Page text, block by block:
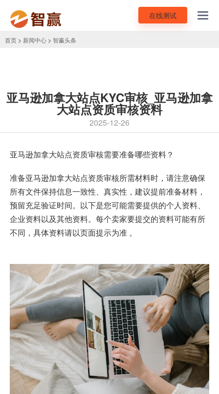
在线测试
首页 > 新闻中心 > 智赢头条
亚马逊加拿大站点KYC审核_亚马逊加拿
大站点资质审核资料
2025-12-26
亚马逊加拿大站点资质审核需要准备哪些资料？
准备亚马逊加拿大站点资质审核所需材料时，请注意确保
所有文件保持信息一致性、真实性，建议提前准备材料，
预留充足验证时间。以下是您可能需要提供的个人资料、
企业资料以及其他资料。每个卖家要提交的资料可能有所
不同，具体资料请以页面提示为准 。